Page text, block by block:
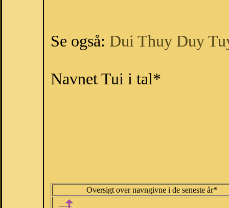
Se også: DuiThuy Duy
Navnet Tui i tal*
Oversigt over navngivne i de seneste år*